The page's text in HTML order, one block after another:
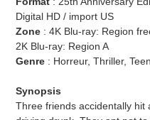
Digital HD / import US
Zone : 4K Blu-ray: Region
2K Blu-ray: Region A
Genre : Horreur, Thriller, Teen
Synopsis
Three friends accidentally hit